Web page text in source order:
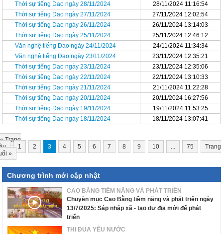
Thời sự tiếng Dao ngày 28/11/2024
28/11/2024 11:16:54
Thời sự tiếng Dao ngày 27/11/2024
27/11/2024 12:02:54
Thời sự tiếng Dao ngày 26/11/2024
26/11/2024 13:14:03
Thời sự tiếng Dao ngày 25/11/2024
25/11/2024 12:46:12
Văn nghệ tiếng Dao ngày 24/11/2024
24/11/2024 11:34:34
Văn nghệ tiếng Dao ngày 23/11/2024
23/11/2024 12:35:21
Thời sự tiếng Dao ngày 23/11/2024
23/11/2024 12:35:06
Thời sự tiếng Dao ngày 22/11/2024
22/11/2024 13:10:33
Thời sự tiếng Dao ngày 21/11/2024
21/11/2024 11:22:28
Thời sự tiếng Dao ngày 20/11/2024
20/11/2024 16:27:56
Thời sự tiếng Dao ngày 19/11/2024
19/11/2024 11:53:25
Thời sự tiếng Dao ngày 18/11/2024
18/11/2024 13:07:41
«Trang
1 2 3 4 5 6 7 8 9 10 ... 75
Trang
»
Chương trình mới cập nhật
CAO BẰNG TIỀM NĂNG VÀ PHÁT TRIỂN
Chuyên mục Cao Bằng tiềm năng và phát triển ngày
13/7/2025: Sáp nhập xã - tạo dư địa mới để phát
triển
THI ĐUA YÊU NƯỚC